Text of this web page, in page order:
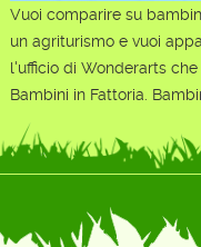
Vuoi comparire su
un agriturismo e vuoi
l'ufficio di Wonderarts
Bambini in Fattoria.